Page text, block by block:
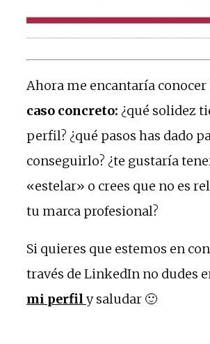
Ahora me encantaría conocer
caso concreto: ¿qué solidez
perfil? ¿qué pasos has dado
conseguirlo? ¿te gustaría
«estelar» o crees que no es
tu marca profesional?
Si quieres que estemos en
través de LinkedIn no dudes
mi perfil y saludar 🙂